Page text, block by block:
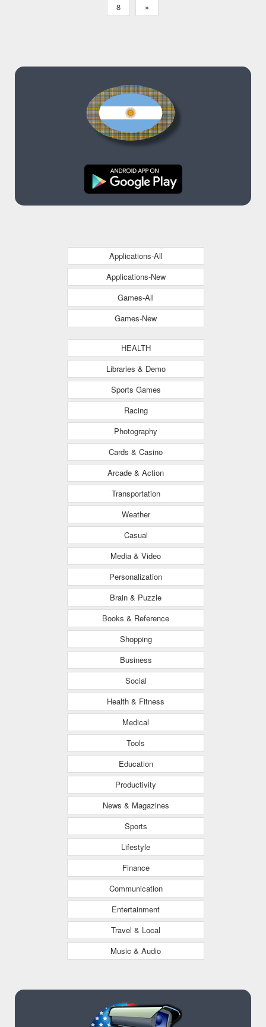
8
»
Applications-All
Applications-New
Games-All
Games-New
HEALTH
Libraries & Demo
Sports Games
Racing
Photography
Cards & Casino
Arcade & Action
Transportation
Weather
Casual
Media & Video
Personalization
Brain & Puzzle
Books & Reference
Shopping
Business
Social
Health & Fitness
Medical
Tools
Education
Productivity
News & Magazines
Sports
Lifestyle
Finance
Communication
Entertainment
Travel & Local
Music & Audio